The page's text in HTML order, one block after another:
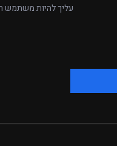
עליך להיות משתמש